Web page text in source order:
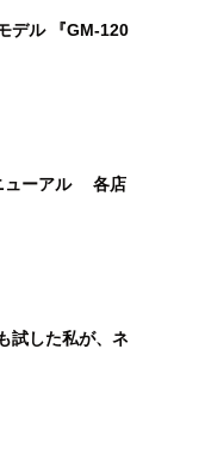
デル 『GM-120
ューアル 各店
試した私が、ネ